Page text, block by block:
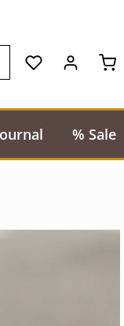
% Sale